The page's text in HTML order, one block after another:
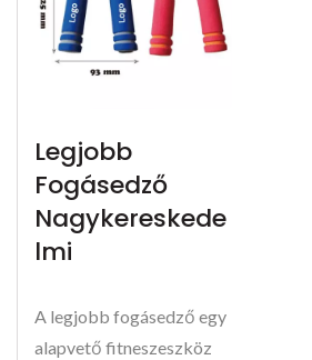
Legjobb
Fogásedző
Nagykereskede
Lmi
A legjobb fogásedző egy
alapvető fitneszeszköz